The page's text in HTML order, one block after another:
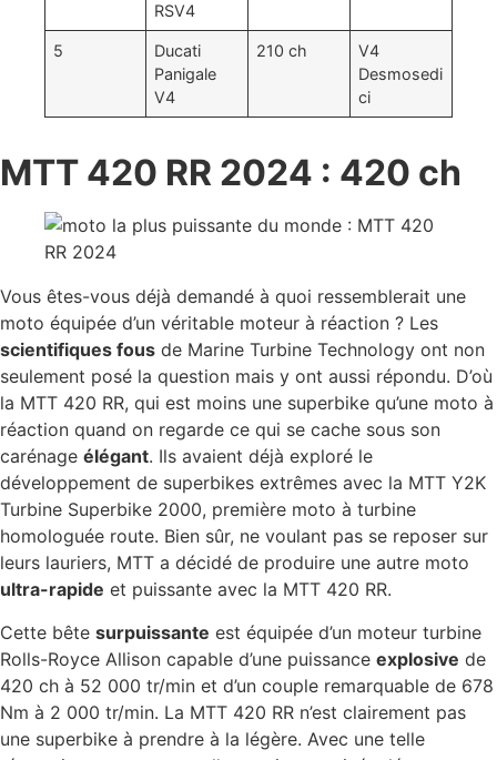
RSV4
5
Ducati
Panigale
V4
210 ch
V4
Desmosedi
ci
MTT 420 RR 2024 : 420 ch
Vous êtes-vous déjà demandé à quoi ressemblerait une
moto équipée d’un véritable moteur à réaction ? Les
scientifiques fous de Marine Turbine Technology ont non
seulement posé la question mais y ont aussi répondu. D’où
la MTT 420 RR, qui est moins une superbike qu’une moto à
réaction quand on regarde ce qui se cache sous son
carénage élégant. Ils avaient déjà exploré le
développement de superbikes extrêmes avec la MTT Y2K
Turbine Superbike 2000, première moto à turbine
homologuée route. Bien sûr, ne voulant pas se reposer sur
leurs lauriers, MTT a décidé de produire une autre moto
ultra-rapide et puissante avec la MTT 420 RR.
Cette bête surpuissante est équipée d’un moteur turbine
Rolls-Royce Allison capable d’une puissance explosive de
420 ch à 52 000 tr/min et d’un couple remarquable de 678
Nm à 2 000 tr/min. La MTT 420 RR n’est clairement pas
une superbike à prendre à la légère. Avec une telle